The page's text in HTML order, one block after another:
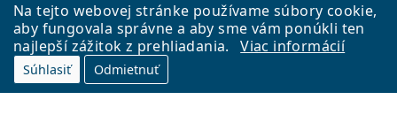
Na tejto webovej stránke používame súbory cookie,
aby fungovala správne a aby sme vám ponúkli ten
najlepší zážitok z prehliadania.
Viac informácií
Súhlasiť Odmietnuť
Späť na Úvodnu stránku
Lentiamo.sk vlastní a prevádzkuje spoločnosť Lentiamo s.r.o., Česká